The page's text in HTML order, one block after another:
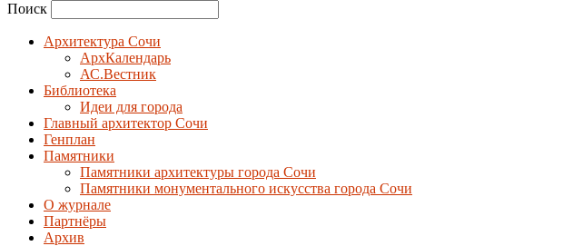
Поиск
Архитектура Сочи
АрхКалендарь
АС.Вестник
Библиотека
Идеи для города
Главный архитектор Сочи
Генплан
Памятники
Памятники архитектуры города Сочи
Памятники монументального искусства города Сочи
О журнале
Партнёры
Архив